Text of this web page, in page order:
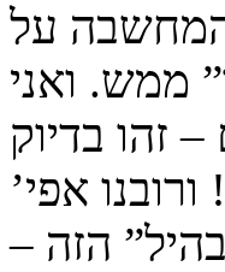
המחשבה על
ממש. ואני
זהו בדיוק
אפי’
הזה –